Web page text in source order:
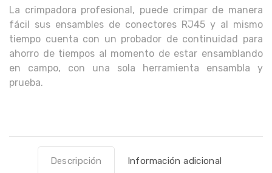
La crimpadora profesional, puede crimpar de manera
fácil sus ensambles de conectores RJ45 y al mismo
tiempo cuenta con un probador de continuidad para
ahorro de tiempos al momento de estar ensamblando
en campo, con una sola herramienta ensambla y
prueba.
Descripción Información adicional